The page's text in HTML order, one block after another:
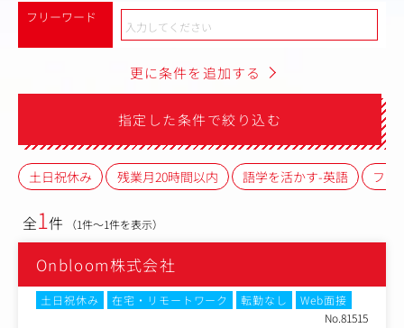
フリーワード
更に条件を追加する
指定した条件で絞り込む
土日祝休み 残業月20時間以内 語学を活かす-英語 フレ
全1件 （1件～1件を表示）
Onbloom株式会社
土日祝休み 在宅・リモートワーク 転勤なし
Web面接
No.81515